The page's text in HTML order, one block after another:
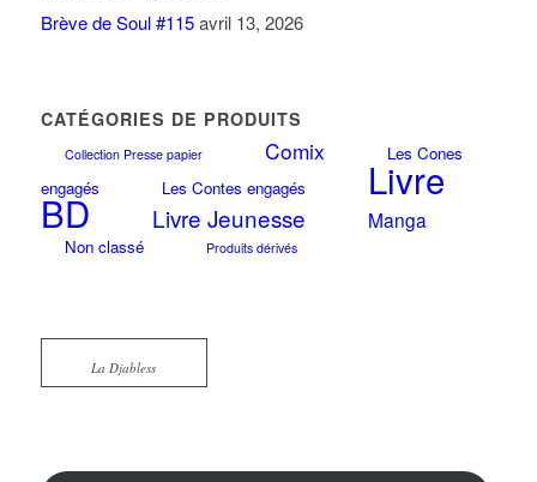
Brève de Soul #115 avril 13, 2026
CATÉGORIES DE PRODUITS
Collection Presse papier Comix
Les Cones
engagés
Les Contes engagés Livre
BD Livre Jeunesse Manga
Non classé Produits dérivés
La Djabless